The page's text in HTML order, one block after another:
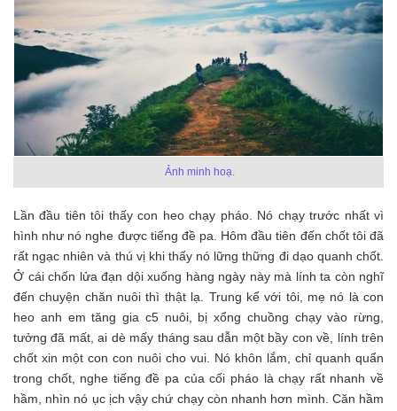
Ảnh minh hoạ.
Lần đầu tiên tôi thấy con heo chạy pháo. Nó chạy trước nhất vì
hình như nó nghe được tiếng đề pa. Hôm đầu tiên đến chốt tôi đã
rất ngạc nhiên và thú vị khi thấy nó lững thững đi dạo quanh chốt.
Ở cái chốn lửa đạn dội xuống hàng ngày này mà lính ta còn nghĩ
đến chuyện chăn nuôi thì thật lạ. Trung kể với tôi, mẹ nó là con
heo anh em tăng gia c5 nuôi, bị xổng chuồng chạy vào rừng,
tưởng đã mất, ai dè mấy tháng sau dẫn một bầy con về, lính trên
chốt xin một con con nuôi cho vui. Nó khôn lắm, chỉ quanh quẩn
trong chốt, nghe tiếng đề pa của cối pháo là chạy rất nhanh về
hầm, nhìn nó ục ịch vậy chứ chạy còn nhanh hơn mình. Căn hầm